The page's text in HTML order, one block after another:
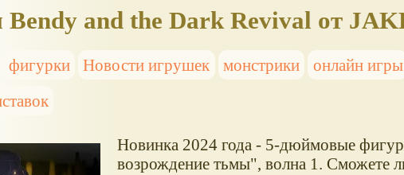
and the Dark Revival от
фигурки Новости игрушек монстрики онлайн игры
Новинка 2024 года - 5-дюймовые
возрождение тьмы", волна 1. Сможете